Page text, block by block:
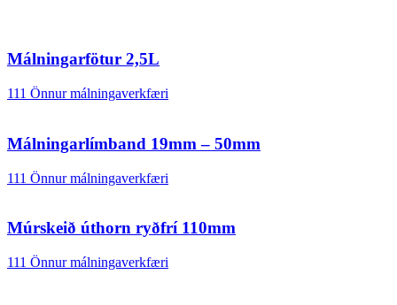
Málningarfötur 2,5L
111 Önnur málningaverkfæri
Málningarlímband 19mm – 50mm
111 Önnur málningaverkfæri
Múrskeið úthorn ryðfrí 110mm
111 Önnur málningaverkfæri